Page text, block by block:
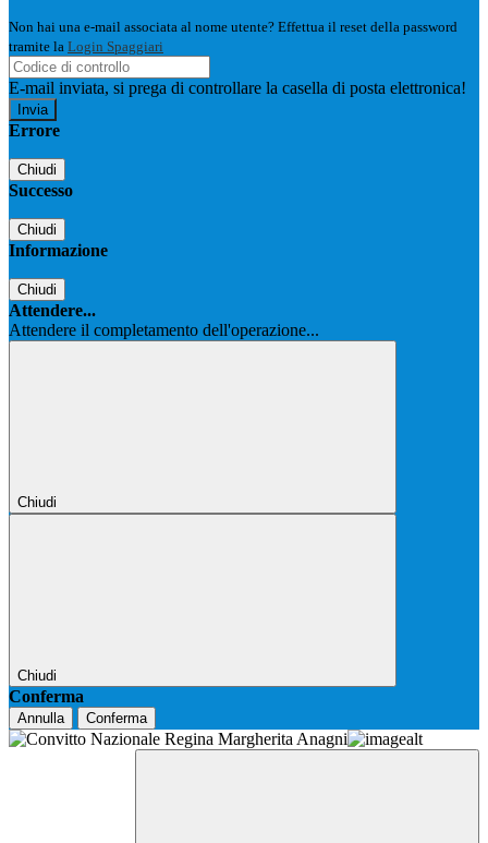
Non hai una e-mail associata al nome utente? Effettua il reset della password
tramite la Login Spaggiari
E-mail inviata, si prega di controllare la casella di posta elettronica!
Errore
Chiudi
Successo
Chiudi
Informazione
Chiudi
Attendere...
Attendere il completamento dell'operazione...
Chiudi
Chiudi
Conferma
Annulla Conferma